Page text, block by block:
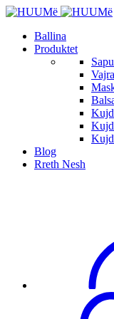
Ballina
Produktet
Vajra
Blog
Rreth Nesh